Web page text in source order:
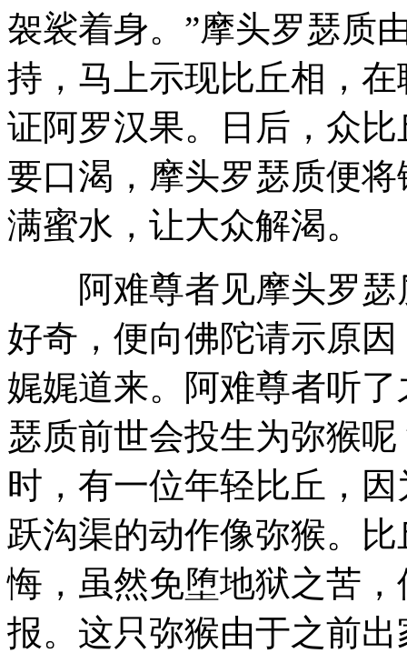
袈裟着身。”摩头罗瑟质
持，马上示现比丘相，
证阿罗汉果。日后，众
要口渴，摩头罗瑟质便
满蜜水，让大众解渴。
阿难尊者见摩头罗瑟
好奇，便向佛陀请示原
娓娓道来。阿难尊者听
瑟质前世会投生为弥猴
时，有一位年轻比丘，
跃沟渠的动作像弥猴。
悔，虽然免堕地狱之苦
报。这只弥猴由于之前